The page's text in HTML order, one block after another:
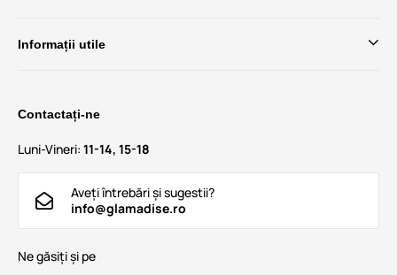
Informații utile
Contactați-ne
Luni-Vineri: 11-14, 15-18
Aveți întrebări și sugestii?
info@glamadise.ro
Ne găsiți și pe